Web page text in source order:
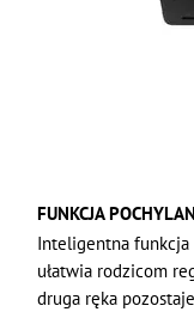
FUNKCJA
Inteligentna funkcja
ułatwia rodzicom
druga ręka